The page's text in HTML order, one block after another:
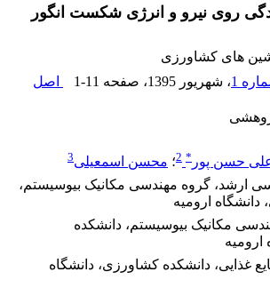
روی نیرو و انرژی شکست انگور
های کشاورزی
، شهریور 1395 ، صفحه 1-11
اصل
حسن پور *
2؛ محسن اسمعیلی3
ارشد، گروه مهندسی مکانیک بیوسیستم،
ارومیه
مکانیک بیوسیستم، دانشکده
ارومیه
غذایی، دانشکده کشاورزی، دانشگاه